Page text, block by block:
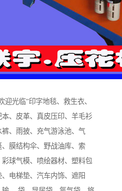
迎光临”印字地毯、救生衣、
、皮革、真皮压印、羊毛衫
、雨披、充气游泳池、气
膜结构伞、野战油库、索
球气模、喷绘器材、塑料包
电梯垫、汽车内饰、遮阳